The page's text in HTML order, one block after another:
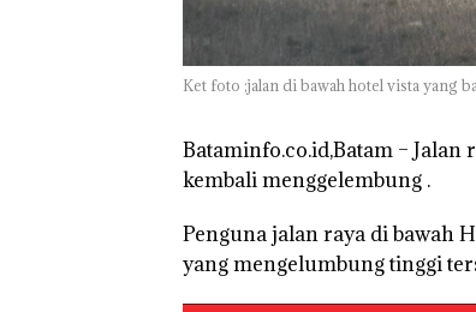
Ket foto ;jalan di bawah hotel vista yang
Bataminfo.co.id,Batam –
kembali menggelembung .
Penguna jalan raya di bawah
yang mengelumbung tinggi